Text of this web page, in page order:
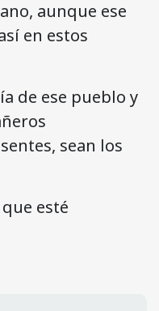
aunque ese
en estos
de ese pueblo y
sean los
esté